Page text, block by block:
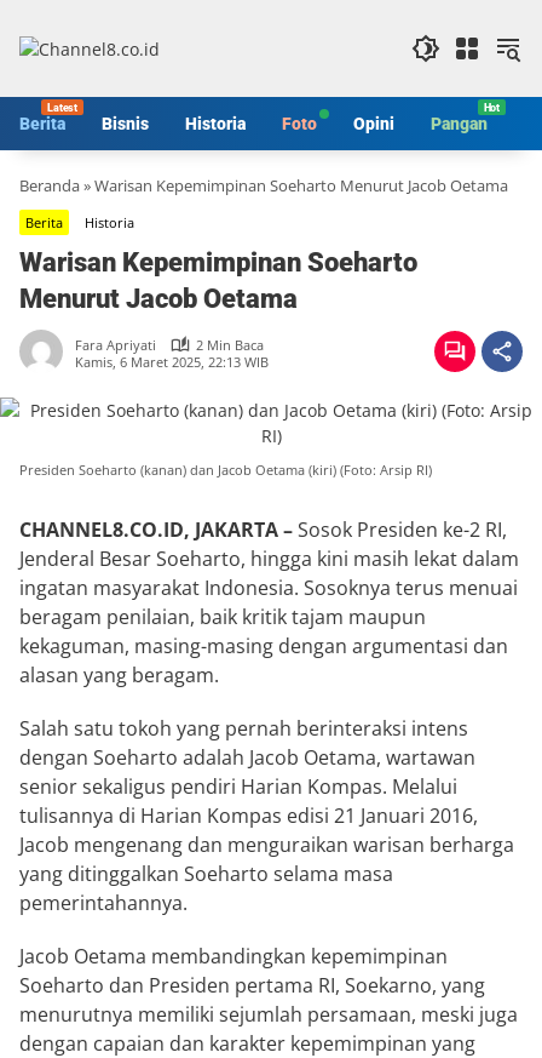
konten
Berita Bisnis Historia Foto Opini Pangan
Beranda»Warisan Kepemimpinan Soeharto Menurut Jacob Oetama
Berita Historia
Warisan Kepemimpinan Soeharto
Menurut Jacob Oetama
Fara Apriyati
2 Min Baca
Kamis, 6 Maret 2025, 22:13 WIB
Presiden Soeharto (kanan) dan Jacob Oetama (kiri) (Foto: Arsip RI)
CHANNEL8.CO.ID, JAKARTA –Sosok Presiden ke-2 RI,
Jenderal Besar Soeharto, hingga kini masih lekat dalam
ingatan masyarakat Indonesia. Sosoknya terus menuai
beragam penilaian, baik kritik tajam maupun
kekaguman, masing-masing dengan argumentasi dan
alasan yang beragam.
Salah satu tokoh yang pernah berinteraksi intens
dengan Soeharto adalah Jacob Oetama, wartawan
senior sekaligus pendiri Harian Kompas. Melalui
tulisannya di Harian Kompas edisi 21 Januari 2016,
Jacob mengenang dan menguraikan warisan berharga
yang ditinggalkan Soeharto selama masa
pemerintahannya.
Jacob Oetama membandingkan kepemimpinan
Soeharto dan Presiden pertama RI, Soekarno, yang
menurutnya memiliki sejumlah persamaan, meski juga
dengan capaian dan karakter kepemimpinan yang